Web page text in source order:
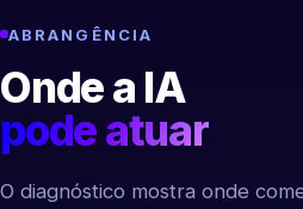
ABRANGÊNCIA
Onde a IA
pode atuar
O diagnóstico mostra onde